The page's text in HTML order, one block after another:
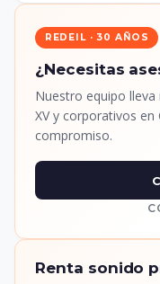
REDEIL · 30 AÑOS
¿Necesitas
Nuestro equipo
XV y corporativos en
compromiso.
Renta sonido